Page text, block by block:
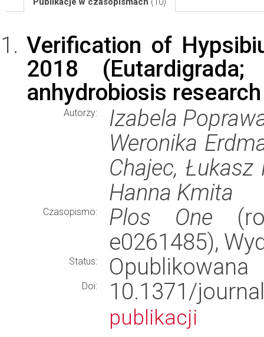
Verification of
2018
anhydrobiosis research
Autorzy:
Izabela
Weronika
Chajec,
Hanna Kmita
Czasopismo: Plos One
e0261485),
Status: Opublikowana
Doi: 10.1371/
publikacji